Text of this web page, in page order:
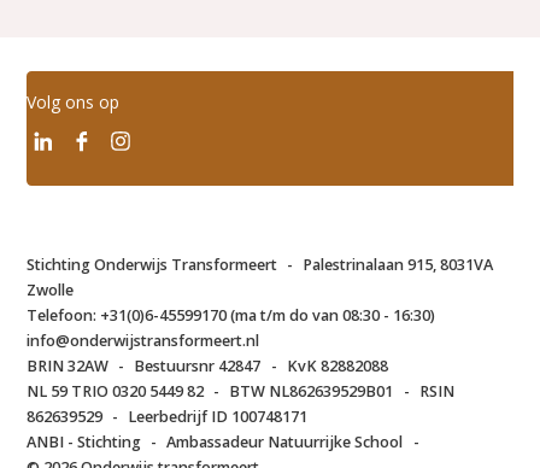
Volg ons op
Stichting Onderwijs Transformeert - Palestrinalaan 915, 8031VA
Zwolle
Telefoon: +31(0)6-45599170 (ma t/m do van 08:30 - 16:30)
info@onderwijstransformeert.nl
BRIN 32AW - Bestuursnr 42847 - KvK 82882088
NL 59 TRIO 0320 5449 82 - BTW NL862639529B01 - RSIN
862639529 - Leerbedrijf ID 100748171
ANBI - Stichting - Ambassadeur Natuurrijke School -